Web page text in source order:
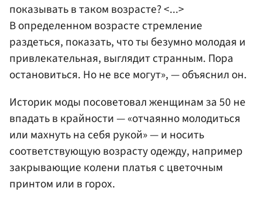
показывать в таком возрасте? <...>
В определенном возрасте стремление
раздеться, показать, что ты безумно молодая и
привлекательная, выглядит странным. Пора
остановиться. Но не все могут», — объяснил он.
Историк моды посоветовал женщинам за 50 не
впадать в крайности — «отчаянно молодиться
или махнуть на себя рукой» — и носить
соответствующую возрасту одежду, например
закрывающие колени платья с цветочным
принтом или в горох.